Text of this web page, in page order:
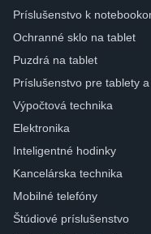
Príslušenstvo k
Ochranné sklo na tablet
Puzdrá na tablet
Príslušenstvo pre tablety
Výpočtová technika
Elektronika
Inteligentné hodinky
Kancelárska technika
Mobilné telefóny
Štúdiové príslušenstvo